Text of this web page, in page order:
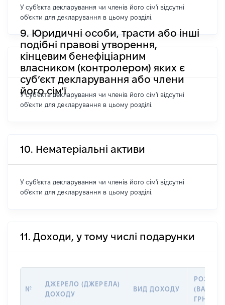
У суб'єкта декларування чи членів його сім'ї відсутні
об'єкти для декларування в цьому розділі.
9. Юридичні особи, трасти або інші
подібні правові утворення,
кінцевим бенефіціарним
власником (контролером) яких є
суб’єкт декларування або члени
його сім'ї
У суб'єкта декларування чи членів його сім'ї відсутні
об'єкти для декларування в цьому розділі.
10. Нематеріальні активи
У суб'єкта декларування чи членів його сім'ї відсутні
об'єкти для декларування в цьому розділі.
11. Доходи, у тому числі подарунки
№
ДЖЕРЕЛО (ДЖЕРЕЛА)
ДОХОДУ
ВИД ДОХОДУ
РОЗМІР
ГРН